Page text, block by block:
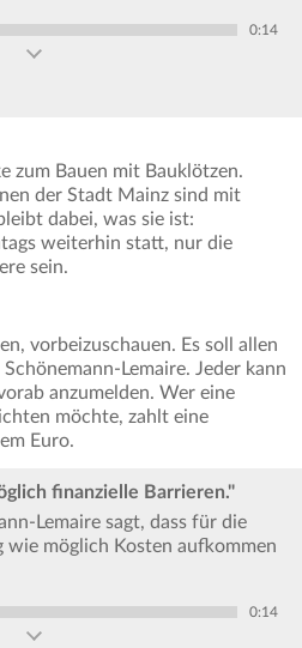
0:14
zum Bauen mit Bauklötzen.
der Stadt Mainz sind mit
dabei, was sie ist:
weiterhin statt, nur die
sein.
vorbeizuschauen. Es soll allen
Lemaire. Jeder kann
anzumelden. Wer eine
möchte, zahlt eine
Euro.
finanzielle Barrieren."
Lemaire sagt, dass für die
wie möglich Kosten aufkommen
0:14